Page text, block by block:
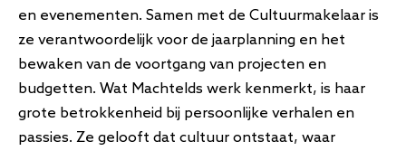
en evenementen. Samen met de Cultuurmakelaar is
ze verantwoordelijk voor de jaarplanning en het
bewaken van de voortgang van projecten en
budgetten. Wat Machtelds werk kenmerkt, is haar
grote betrokkenheid bij persoonlijke verhalen en
passies. Ze gelooft dat cultuur ontstaat, waar